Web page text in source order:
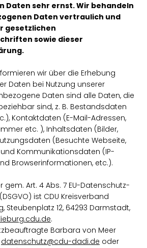
Daten sehr ernst. Wir behandeln
Daten vertraulich und
gesetzlichen
sowie dieser
wir über die Erhebung
Daten bei Nutzung unserer
Daten sind alle Daten, die
sind, z. B. Bestandsdaten
Kontaktdaten (E-Mail-Adressen,
etc. ), Inhaltsdaten (Bilder,
(Besuchte Webseite,
Kommunikationsdaten (IP-
Browserinformationen, etc.).
gem. Art. 4 Abs. 7 EU-Datenschutz-
ist CDU Kreisverband
Steubenplatz 12, 64293 Darmstadt,
.
Barbara von Meer
datenschutz@cdu-dadi.de oder